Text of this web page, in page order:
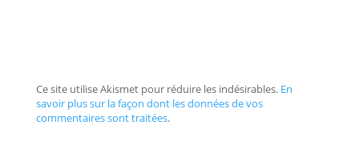
Ce site utilise Akismet pour réduire les indésirables. En
savoir plus sur la façon dont les données de vos
commentaires sont traitées.